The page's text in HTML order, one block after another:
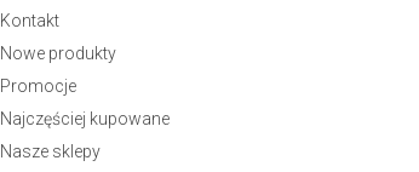
Kontakt
Nowe produkty
Promocje
Najczęściej kupowane
Nasze sklepy